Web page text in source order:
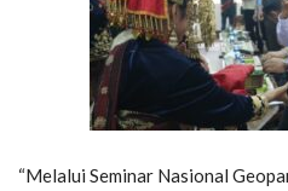
“Melalui Seminar Nasional